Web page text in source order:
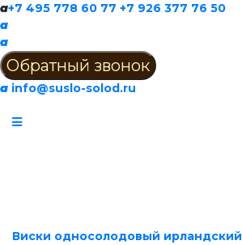
a+7 495 778 60 77 +7 926 377 76 50
a
a
a info@suslo-solod.ru
Виски односолодовый ирландский